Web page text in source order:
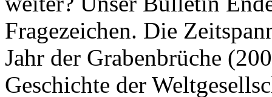
Fragezeichen. Die
Jahr der Grabenbrüche
Geschichte der